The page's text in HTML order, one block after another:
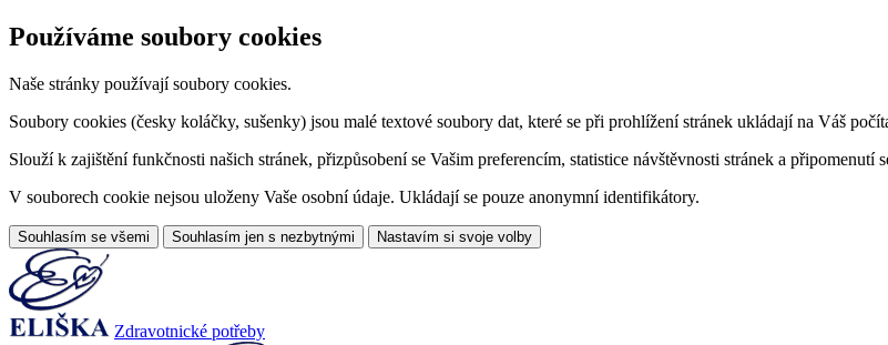
Používáme soubory cookies
Naše stránky používají soubory cookies.
Soubory cookies (česky koláčky, sušenky) jsou malé textové soubory dat, které se při prohlížení stránek ukládají na Váš
Slouží k zajištění funkčnosti našich stránek, přizpůsobení se Vašim preferencím, statistice návštěvnosti stránek a připomenutí
V souborech cookie nejsou uloženy Vaše osobní údaje. Ukládají se pouze anonymní identifikátory.
Souhlasím se všemi Souhlasím jen s nezbytnými Nastavím si svoje volby
Zdravotnické potřeby